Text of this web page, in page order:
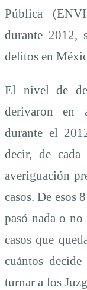
Pública
durante 2012,
delitos en
El nivel de
derivaron en
durante el
decir, de
averiguación
casos. De esos
pasó nada o
casos que
cuántos
turnar a los